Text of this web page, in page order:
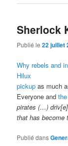
Sherlock
Publié le22 juillet
Why rebels and
Hilux
pickup as much
Everyone and
pirates (…)
that has become
Publié dans